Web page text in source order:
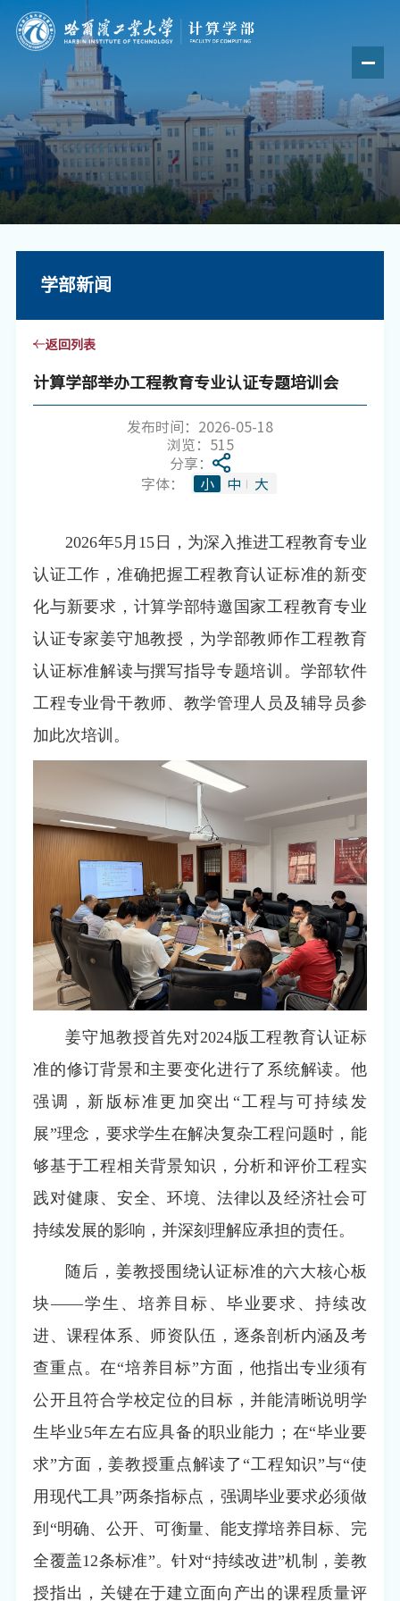
学部新闻
返回列表
计算学部举办工程教育专业认证专题培训会
发布时间：2026-05-18
浏览： 515
分享：
字体：
小 中 大
2026年5月15日，为深入推进工程教育专业
认证工作，准确把握工程教育认证标准的新变
化与新要求，计算学部特邀国家工程教育专业
认证专家姜守旭教授，为学部教师作工程教育
认证标准解读与撰写指导专题培训。学部软件
工程专业骨干教师、教学管理人员及辅导员参
加此次培训。
姜守旭教授首先对2024版工程教育认证标
准的修订背景和主要变化进行了系统解读。他
强调，新版标准更加突出“工程与可持续发
展”理念，要求学生在解决复杂工程问题时，能
够基于工程相关背景知识，分析和评价工程实
践对健康、安全、环境、法律以及经济社会可
持续发展的影响，并深刻理解应承担的责任。
随后，姜教授围绕认证标准的六大核心板
块——学生、培养目标、毕业要求、持续改
进、课程体系、师资队伍，逐条剖析内涵及考
查重点。在“培养目标”方面，他指出专业须有
公开且符合学校定位的目标，并能清晰说明学
生毕业5年左右应具备的职业能力；在“毕业要
求”方面，姜教授重点解读了“工程知识”与“使
用现代工具”两条指标点，强调毕业要求必须做
到“明确、公开、可衡量、能支撑培养目标、完
全覆盖12条标准”。针对“持续改进”机制，姜教
授指出，关键在于建立面向产出的课程质量评